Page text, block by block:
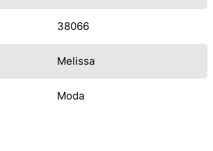
38066
Melissa
Moda